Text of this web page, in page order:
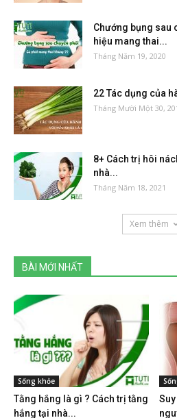
Chướng bụng sau
hiệu mang thai...
Tháng Năm 19, 2020
22 Tác dụng của
Tháng Mười Một 30,
8+ Cách trị hôi
nhà...
Tháng Năm 18, 2021
Xem thêm
BÀI MỚI NHẤT
Sống khỏe
Tằng hắng là gì ? Cách trị tằng
hắng tại nhà...